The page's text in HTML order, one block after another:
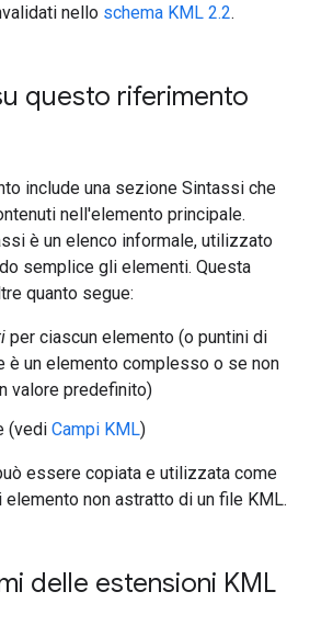
nello schema KML 2.2.
questo riferimento
include una sezione Sintassi che
nell'elemento principale.
è un elenco informale, utilizzato
semplice gli elementi. Questa
quanto segue:
per ciascun elemento (o puntini di
è un elemento complesso o se non
valore predefinito)
(vedi Campi KML)
essere copiata e utilizzata come
non astratto di un file KML.
delle estensioni KML